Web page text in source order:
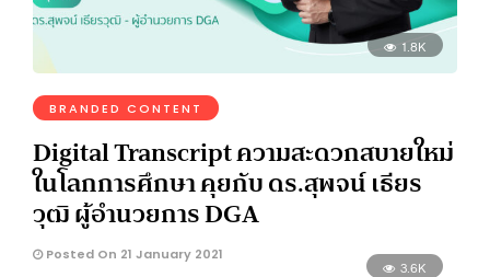
1.8K
BRANDED CONTENT
Digital Transcript ความสะดวกสบายใหม่
ในโลกการศึกษา คุยกับ ดร.สุพจน์ เธียร
วุฒิ ผู้อำนวยการ DGA
Posted On 21 January 2021
3.6K